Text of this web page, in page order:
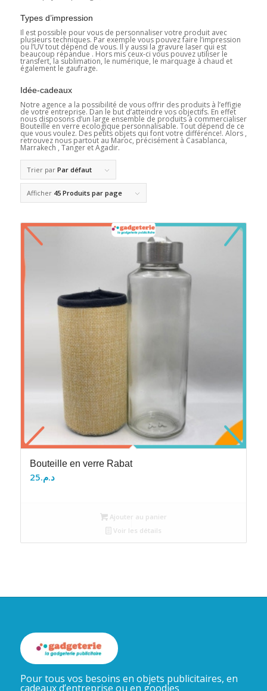
Types d’impression
Il est possible pour vous de personnaliser votre produit avec
plusieurs techniques. Par exemple vous pouvez faire l’impression
ou l’UV tout dépend de vous. Il y aussi la gravure laser qui est
beaucoup répandue . Hors mis ceux-ci vous pouvez utiliser le
transfert, la sublimation, le numérique, le marquage à chaud et
également le gaufrage.
Idée-cadeaux
Notre agence a la possibilité de vous offrir des produits à l’effigie
de votre entreprise. Dan le but d’atteindre vos objectifs. En effet
nous disposons d’un large ensemble de produits à commercialiser
Bouteille en verre ecologique personnalisable. Tout dépend de ce
que vous voulez. Des petits objets qui font votre différence!. Alors ,
retrouvez nous partout au Maroc, précisément à Casablanca,
Marrakech , Tanger et Agadir.
Trier par Par défaut
Afficher 45 Produits par page
Bouteille en verre Rabat
د.م.25
Ajouter au panier
Voir les détails
Pour tous vos besoins en objets publicitaires, en
cadeaux d’entreprise ou en goodies